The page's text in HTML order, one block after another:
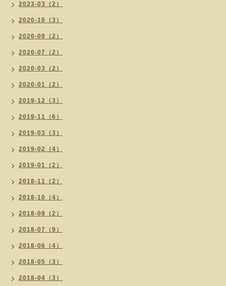
2023-03（2）
2020-10（3）
2020-09（2）
2020-07（2）
2020-03（2）
2020-01（2）
2019-12（3）
2019-11（6）
2019-03（3）
2019-02（4）
2019-01（2）
2018-11（2）
2018-10（4）
2018-09（2）
2018-07（9）
2018-06（4）
2018-05（3）
2018-04（3）